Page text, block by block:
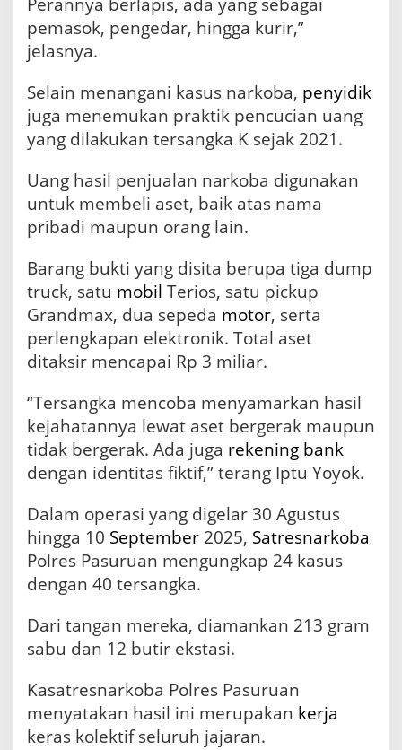
pemasok, pengedar, hingga kurir,”
jelasnya.
Selain menangani kasus narkoba, penyidik
juga menemukan praktik pencucian uang
yang dilakukan tersangka K sejak 2021.
Uang hasil penjualan narkoba digunakan
untuk membeli aset, baik atas nama
pribadi maupun orang lain.
Barang bukti yang disita berupa tiga dump
truck, satu mobil Terios, satu pickup
Grandmax, dua sepeda motor, serta
perlengkapan elektronik. Total aset
ditaksir mencapai Rp 3 miliar.
“Tersangka mencoba menyamarkan hasil
kejahatannya lewat aset bergerak maupun
tidak bergerak. Ada juga rekening bank
dengan identitas fiktif,” terang Iptu Yoyok.
Dalam operasi yang digelar 30 Agustus
hingga 10 September 2025, Satresnarkoba
Polres Pasuruan mengungkap 24 kasus
dengan 40 tersangka.
Dari tangan mereka, diamankan 213 gram
sabu dan 12 butir ekstasi.
Kasatresnarkoba Polres Pasuruan
menyatakan hasil ini merupakan kerja
keras kolektif seluruh jajaran.